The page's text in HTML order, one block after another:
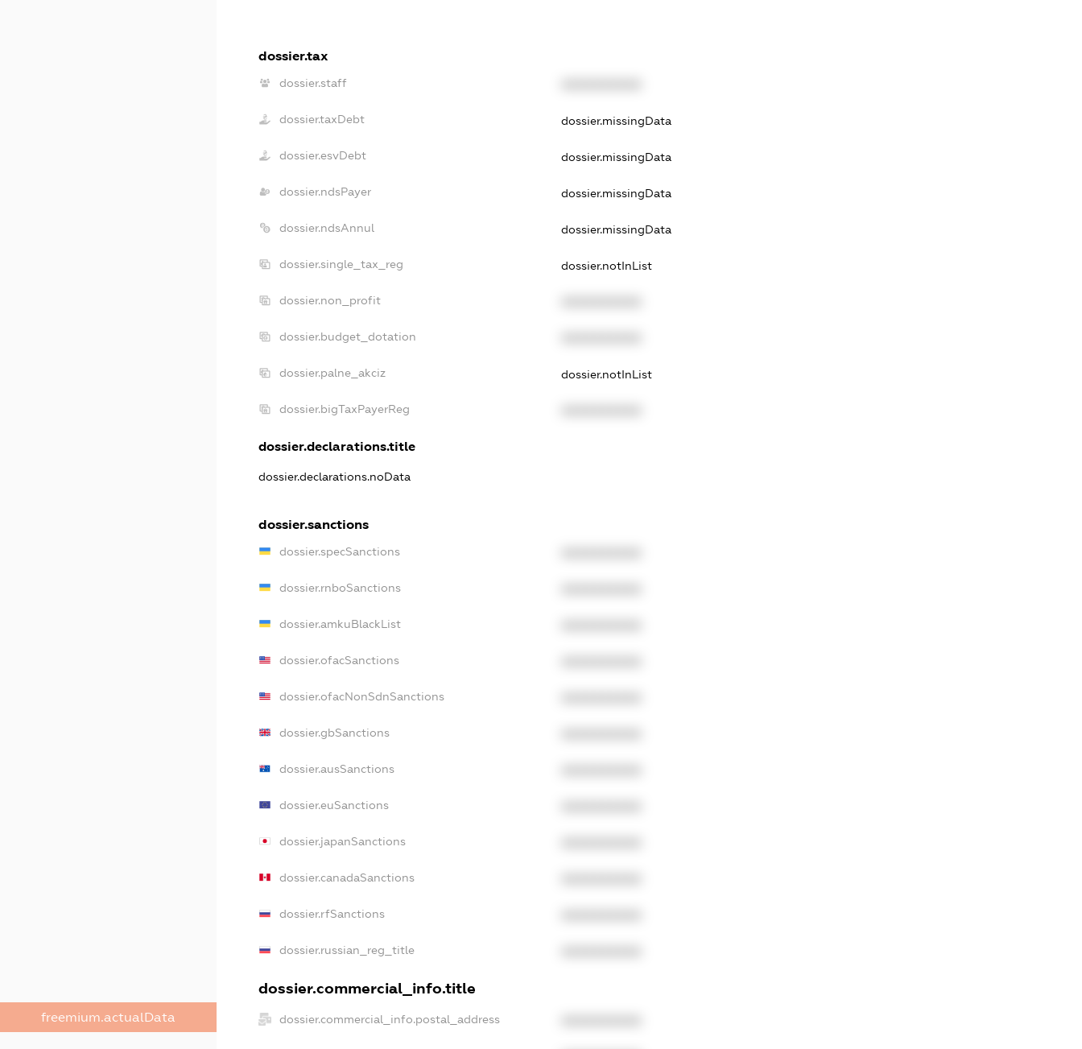
freemium.actualData
dossier.tax
dossier.staff
dossier.taxDebt dossier.missingData
dossier.esvDebt dossier.missingData
dossier.ndsPayer dossier.missingData
dossier.ndsAnnul dossier.missingData
dossier.single_tax_reg dossier.notInList
dossier.non_profit
dossier.budget_dotation
dossier.palne_akciz dossier.notInList
dossier.bigTaxPayerReg
dossier.declarations.title
dossier.declarations.noData
dossier.sanctions
dossier.specSanctions
dossier.rnboSanctions
dossier.amkuBlackList
dossier.ofacSanctions
dossier.ofacNonSdnSanctions
dossier.gbSanctions
dossier.ausSanctions
dossier.euSanctions
dossier.japanSanctions
dossier.canadaSanctions
dossier.rfSanctions
dossier.russian_reg_title
dossier.commercial_info.title
dossier.commercial_info.postal_address